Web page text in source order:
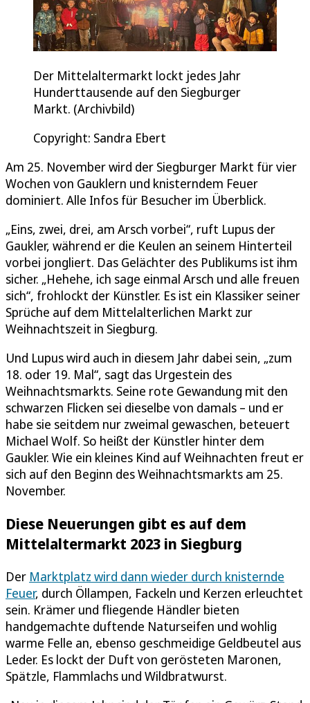
Der Mittelaltermarkt lockt jedes Jahr
Hunderttausende auf den Siegburger
Markt. (Archivbild)
Copyright: Sandra Ebert
Am 25. November wird der Siegburger Markt für vier
Wochen von Gauklern und knisterndem Feuer
dominiert. Alle Infos für Besucher im Überblick.
„Eins, zwei, drei, am Arsch vorbei“, ruft Lupus der
Gaukler, während er die Keulen an seinem Hinterteil
vorbei jongliert. Das Gelächter des Publikums ist ihm
sicher. „Hehehe, ich sage einmal Arsch und alle freuen
sich“, frohlockt der Künstler. Es ist ein Klassiker seiner
Sprüche auf dem Mittelalterlichen Markt zur
Weihnachtszeit in Siegburg.
Und Lupus wird auch in diesem Jahr dabei sein, „zum
18. oder 19. Mal“, sagt das Urgestein des
Weihnachtsmarkts. Seine rote Gewandung mit den
schwarzen Flicken sei dieselbe von damals – und er
habe sie seitdem nur zweimal gewaschen, beteuert
Michael Wolf. So heißt der Künstler hinter dem
Gaukler. Wie ein kleines Kind auf Weihnachten freut er
sich auf den Beginn des Weihnachtsmarkts am 25.
November.
Diese Neuerungen gibt es auf dem
Mittelaltermarkt 2023 in Siegburg
Der Marktplatz wird dann wieder durch knisternde
Feuer, durch Öllampen, Fackeln und Kerzen erleuchtet
sein. Krämer und fliegende Händler bieten
handgemachte duftende Naturseifen und wohlig
warme Felle an, ebenso geschmeidige Geldbeutel aus
Leder. Es lockt der Duft von gerösteten Maronen,
Spätzle, Flammlachs und Wildbratwurst.